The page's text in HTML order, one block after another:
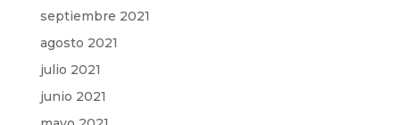
septiembre 2021
agosto 2021
julio 2021
junio 2021